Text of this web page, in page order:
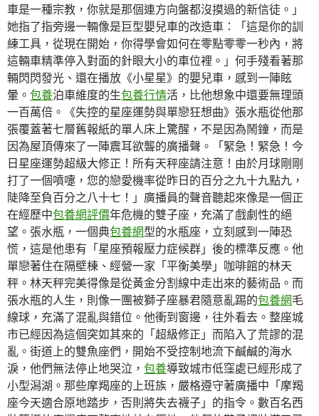
車是一種宗教，你就是那個連方向盤都沒摸過的新信徒。」
她指了指旁邊一輛像是巨型嬰兒車的改造車：「這是你的訓
練工具，從現在開始，你得學會如何在零點零零一秒內，將
這輛車精準停入對面的針眼大小的車位裡。」何手殘看著那
輛閃閃發光、還在播放《小星星》的嬰兒車，感到一陣眩
暈。 包養泊車維度的生包養行情活，比他想象中還要無理頭
一百萬倍。《失控的星座運勢與單戀狂想曲》張水瓶從他那
張覆蓋著七層舊報紙的單人床上驚醒，不是因為鬧鐘，而是
因為屋頂傳來了一陣震耳欲聾的廣播聲。「緊急！緊急！今
日星座運勢超級大修正！所有天秤座請注意！由於月球剛剛
打了一個噴嚏，您的戀愛機率從昨日的百分之九十九點九，
陡降至負百分之八十七！」廣播員的聲音聽起來像是一個正
在經歷中包養網評價年危機的雙子座，充滿了戲劇性的絕
望。張水瓶，一個典包養網型的水瓶座，立刻感到一陣恐
慌，這是他患有「星座預報壓力症候群」後的標準反應。他
單戀著住在隔壁棟、經營一家「平衡美學」咖啡館的林天
秤。林天秤完美得像是從黃金分割線中走出來的藝術品。而
張水瓶的人生，則像一團被獅子座暴君隨意亂踢的包養網毛
線球，充滿了混亂與錯位。他衝到窗邊，往外看去。整座城
市已經因為這個突如其來的「超級修正」而陷入了荒謬的混
亂。街道上的雙魚座們，開始不受控制地流下鹹鹹的海水
淚，他們無法停止地哭泣， 包養導致城市低窪處已經形成了
小型潟湖。那些摩羯座的上班族，嚴格遵守著廣播中「摩羯
座今天適合原地踏步，否則將失去襪子」的指令。數百名西